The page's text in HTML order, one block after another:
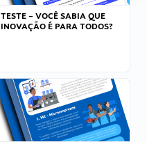
TESTE – VOCÊ SABIA QUE
INOVAÇÃO É PARA TODOS?